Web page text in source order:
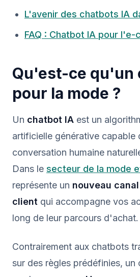
L'avenir des chatbots IA
FAQ : Chatbot IA pour
Qu'est-ce qu'un
pour la mode ?
Un chatbot IA est un
artificielle générative capable
conversation humaine
Dans le secteur de la mode
représente un nouveau
client qui accompagne vos
long de leur parcours d'achat.
Contrairement aux chatbots
sur des règles prédéfinies, un